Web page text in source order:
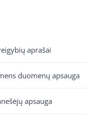
aprašai
duomenų apsauga
apsauga